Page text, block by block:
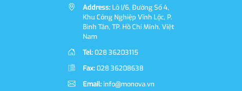
Address: Lô I/6, Đường Số 4,
Khu Công Nghiệp Vĩnh Lộc, P.
Bình Tân, TP. Hồ Chí Minh, Việt
Nam
Tel: 028 36203115
Fax: 028 36208638
Email: info@monova.vn